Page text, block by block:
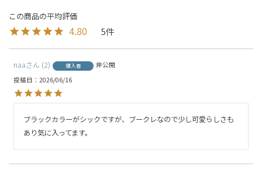
4.80 5
naa 2 購入者
非公開
投稿日
2026/06/16
ブラックカラーがシックですが、ブークレなので少し可愛らしさも
あり気に入ってます。